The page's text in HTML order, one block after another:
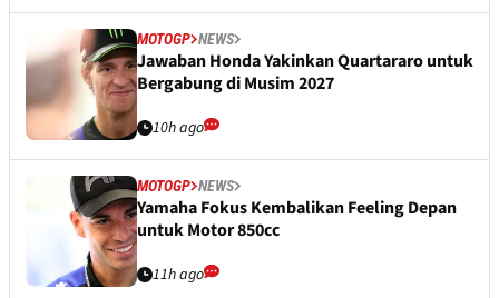
MOTOGP NEWS
Jawaban Honda Yakinkan Quartararo untuk
Bergabung di Musim 2027
10h ago
MOTOGP NEWS
Yamaha Fokus Kembalikan Feeling Depan
untuk Motor 850cc
11h ago